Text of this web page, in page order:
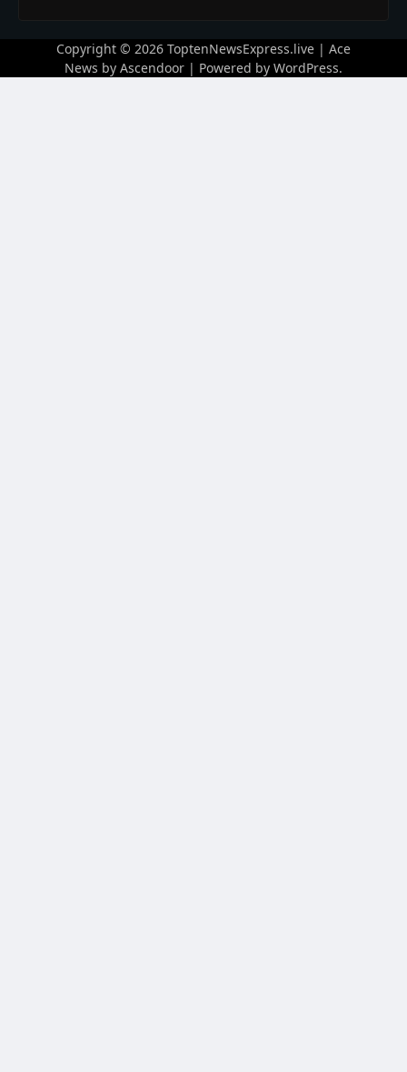
Copyright © 2026 ToptenNewsExpress.live | Ace
News by Ascendoor | Powered by WordPress.